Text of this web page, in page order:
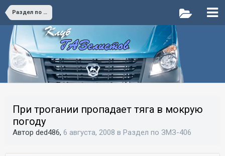
Раздел по ЗМЗ-406
При трогании пропадает тяга в мокрую
погоду
Автор ded486, 6 августа, 2008 в Раздел по ЗМЗ-406